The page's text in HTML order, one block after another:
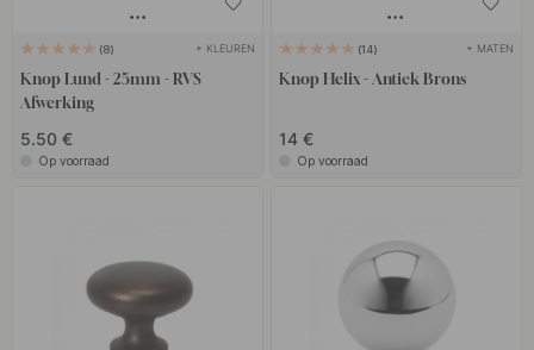
8 + KLEUREN
Knop Lund - 25mm - RVS
Afwerking
5.50 €
Op voorraad
14 + MATEN
Knop Helix - Antiek Brons
14 €
Op voorraad